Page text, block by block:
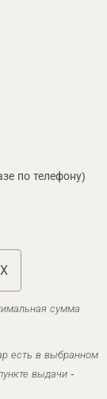
по телефону)
сумма
есть в выбранном
выдачи -